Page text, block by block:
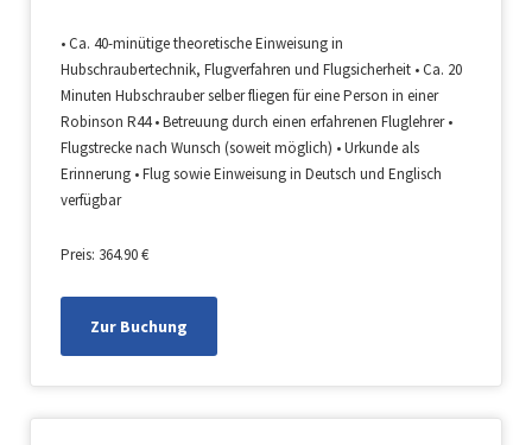
• Ca. 40-minütige theoretische Einweisung in
Hubschraubertechnik, Flugverfahren und Flugsicherheit • Ca. 20
Minuten Hubschrauber selber fliegen für eine Person in einer
Robinson R44 • Betreuung durch einen erfahrenen Fluglehrer •
Flugstrecke nach Wunsch (soweit möglich) • Urkunde als
Erinnerung • Flug sowie Einweisung in Deutsch und Englisch
verfügbar
Preis: 364.90 €
Zur Buchung